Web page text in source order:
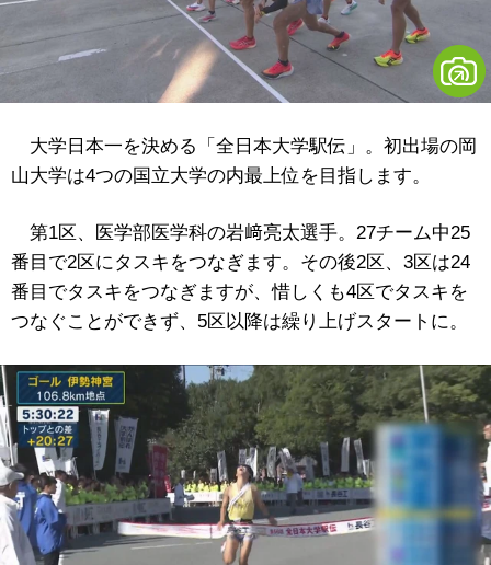
大学日本一を決める「全日本大学駅伝」。初出場の岡
山大学は4つの国立大学の内最上位を目指します。
第1区、医学部医学科の岩﨑亮太選手。27チーム中25
番目で2区にタスキをつなぎます。その後2区、3区は24
番目でタスキをつなぎますが、惜しくも4区でタスキを
つなぐことができず、5区以降は繰り上げスタートに。